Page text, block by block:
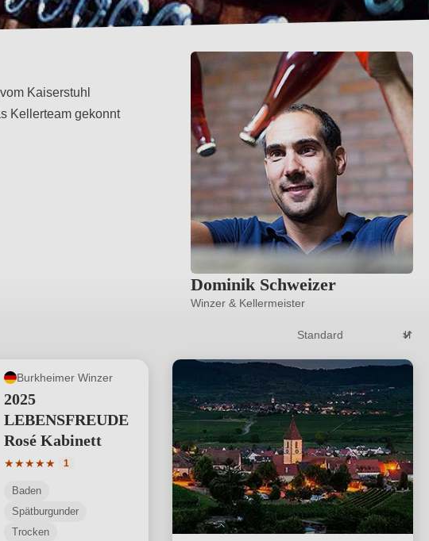
Kaiserstuhl
Kellerteam gekonnt
Dominik Schweizer
Winzer & Kellermeister
Burkheimer Winzer
2025
LEBENSFREUDE
Rosé Kabinett
★★★★★
Durchschnittliche Bewertung von 5 von 5 Sternen
1
Baden
Spätburgunder
Trocken